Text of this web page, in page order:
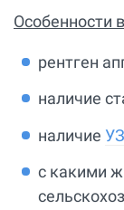
Особенности
рентген
наличие
наличие
с какими